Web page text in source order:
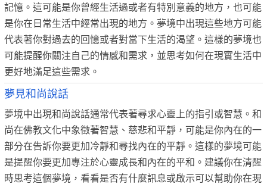
記憶。這可能是你曾經生活過或者有特別意義的地方，也可能
是你在日常生活中經常出現的地方。夢境中出現這些地方可能
代表著你對過去的回憶或者對當下生活的渴望。這樣的夢境也
可能提醒你關注自己的情感和需求，並思考如何在現實生活中
更好地滿足這些需求。
夢見和尚說話
夢境中出現和尚說話通常代表著尋求心靈上的指引或智慧。和
尚在佛教文化中象徵著智慧、慈悲和平靜，可能是你內在的一
部分在告訴你要更加冷靜和尋找內在的平靜。這樣的夢境可能
是提醒你要更加專注於心靈成長和內在的平和。建議你在清醒
時思考這個夢境，看看是否有什麼訊息或啟示可以幫助你在現